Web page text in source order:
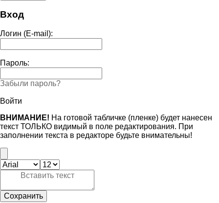
Вход
Логин (E-mail):
Пароль:
Забыли пароль?
Войти
ВНИМАНИЕ! На готовой табличке (пленке) будет нанесен
текст ТОЛЬКО видимый в поле редактирования. При
заполнении текста в редакторе будьте внимательны!
Сохранить